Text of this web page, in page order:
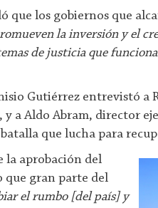
que los gobiernos que
la inversión y el
de justicia que
Gutiérrez entrevistó a
y a Aldo Abram, director
que lucha para
la aprobación del
que gran parte del
el rumbo [del país] y